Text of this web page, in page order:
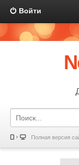
Войти
Полная версия